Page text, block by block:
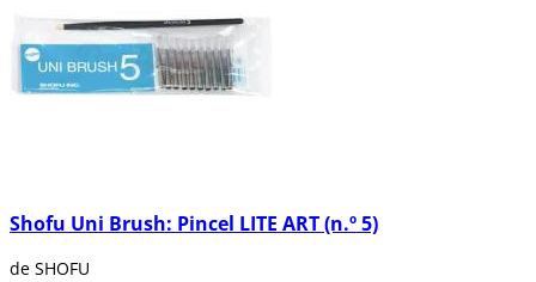
Shofu Uni Brush: Pincel LITE ART (n.º 5)
de SHOFU